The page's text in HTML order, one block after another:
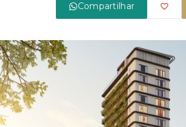
Compartilhar